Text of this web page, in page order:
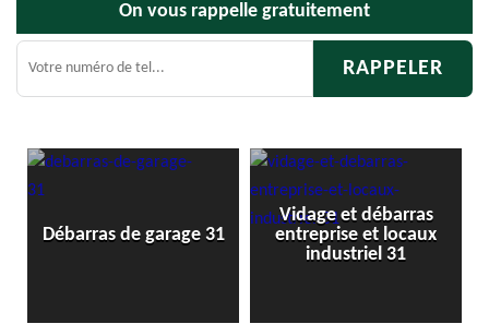
On vous rappelle gratuitement
de garage 31
Vidage et débarras
entreprise et locaux
industriel 31